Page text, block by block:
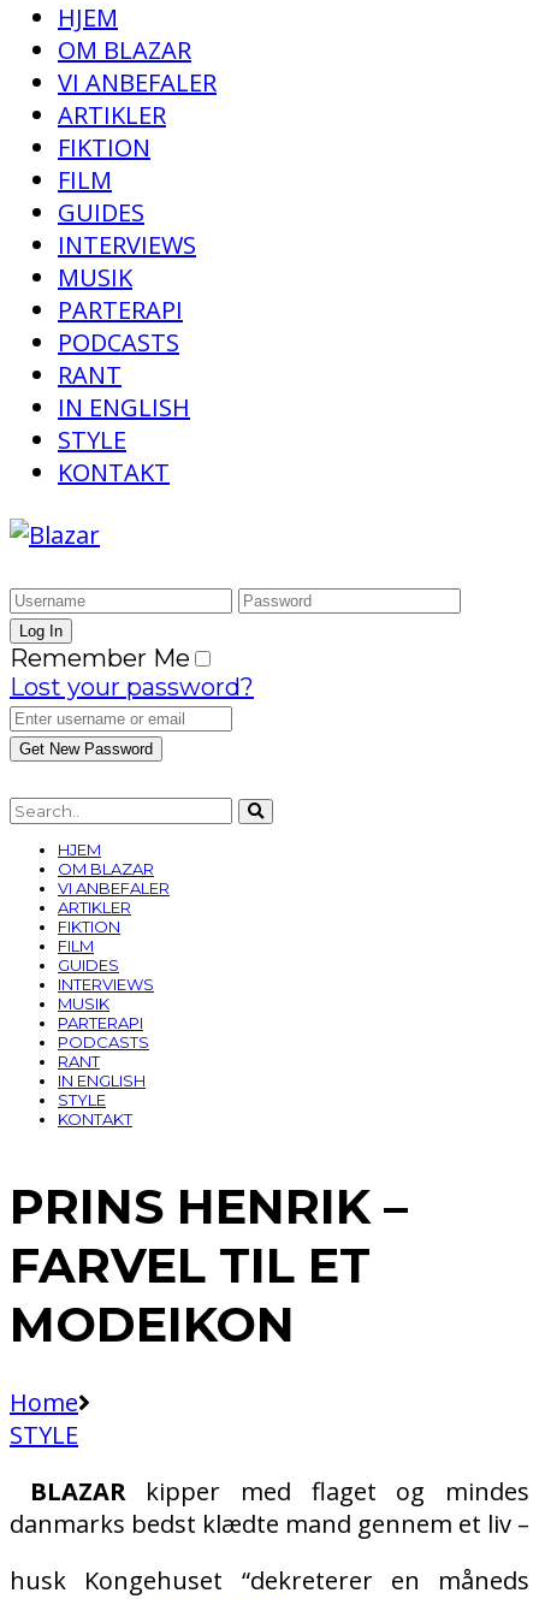
HJEM
OM BLAZAR
VI ANBEFALER
ARTIKLER
FIKTION
FILM
GUIDES
INTERVIEWS
MUSIK
PARTERAPI
PODCASTS
RANT
IN ENGLISH
STYLE
KONTAKT
Remember Me
Lost your password?
HJEM
OM BLAZAR
VI ANBEFALER
ARTIKLER
FIKTION
FILM
GUIDES
INTERVIEWS
MUSIK
PARTERAPI
PODCASTS
RANT
IN ENGLISH
STYLE
KONTAKT
PRINS HENRIK –
FARVEL TIL ET
MODEIKON
Home
STYLE
BLAZARkipper med flaget og mindes
danmarks bedst klædte mand gennem et liv –
husk Kongehuset “dekreterer en måneds